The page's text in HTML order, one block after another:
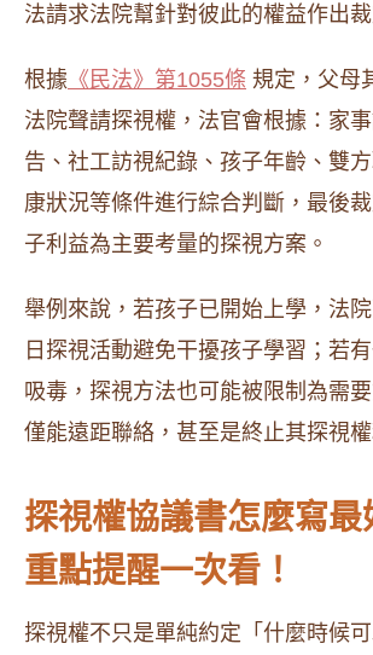
法請求法院幫針對彼此的權益作出裁
根據 《民法》第1055條 規定，父母
法院聲請探視權，法官會根據：家
告、社工訪視紀錄、孩子年齡、雙
康狀況等條件進行綜合判斷，最後
子利益為主要考量的探視方案。
舉例來說，若孩子已開始上學，法
日探視活動避免干擾孩子學習；若
吸毒，探視方法也可能被限制為需
僅能遠距聯絡，甚至是終止其探視權
探視權協議書怎麼寫最
重點提醒一次看！
探視權不只是單純約定「什麼時候可